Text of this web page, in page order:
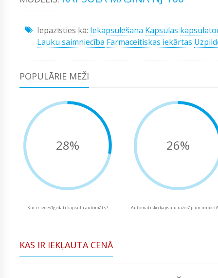
Iepazīsties kā: Iekapsulēšana Kapsulas
Lauku saimniecība Farmaceitiskas iekārtas
POPULĀRIE MEŽI
28%
Kur ir izdevīgi dati kapsulu automāts?
26%
Automatisko kapsulu ražotāji un
KAS IR IEKĻAUTA CENĀ